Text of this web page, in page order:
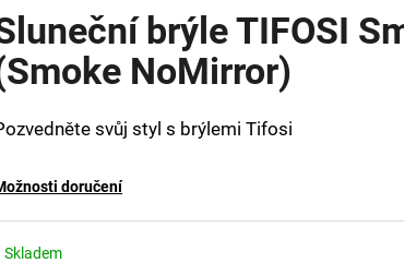
0,0
brýle TIFOSI
NoMirror)
svůj styl s brýlemi Tifosi
doručení
Skladem
HLEDAT